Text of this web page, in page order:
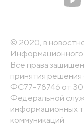
© 2020, в
Информационного
Все права
принятия
ФС77-78746 от 30
Федеральной
информационных
коммуникаций